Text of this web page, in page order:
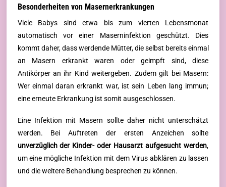
Besonderheiten von Masernerkrankungen
Viele Babys sind etwa bis zum vierten Lebensmonat
automatisch vor einer Maserninfektion geschützt. Dies
kommt daher, dass werdende Mütter, die selbst bereits einmal
an Masern erkrankt waren oder geimpft sind, diese
Antikörper an ihr Kind weitergeben. Zudem gilt bei Masern:
Wer einmal daran erkrankt war, ist sein Leben lang immun;
eine erneute Erkrankung ist somit ausgeschlossen.
Eine Infektion mit Masern sollte daher nicht unterschätzt
werden. Bei Auftreten der ersten Anzeichen sollte
unverzüglich der Kinder- oder Hausarzt aufgesucht werden,
um eine mögliche Infektion mit dem Virus abklären zu lassen
und die weitere Behandlung besprechen zu können.